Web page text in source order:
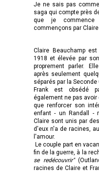
Je ne sais pas
saga qui compte près
que je
commençons par Claire
Claire Beauchamp
1918 et élevée par
proprement parler.
après seulement
séparés par la Seconde
Frank est obsédé
également ne pas
que renforcer son
enfant - un Randall -
Claire sont unis par
d'eux n'a de racines,
l'amour.
Le couple part en
fin de la guerre, à la
se redécouvrir"
racines de Claire et